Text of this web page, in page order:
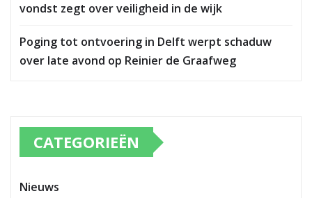
vondst zegt over veiligheid in de wijk
Poging tot ontvoering in Delft werpt schaduw
over late avond op Reinier de Graafweg
CATEGORIEËN
Nieuws